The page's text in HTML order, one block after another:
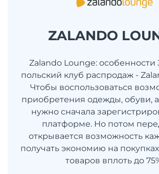
ZALANDO
Zalando Lounge:
польский клуб распродаж -
Чтобы воспользоваться
приобретения одежды, обуви,
нужно сначала
платформе. Но потом
открывается возможность
получать экономию на
товаров вплоть до